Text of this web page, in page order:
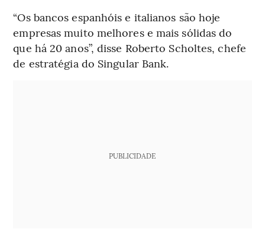
“Os bancos espanhóis e italianos são hoje
empresas muito melhores e mais sólidas do
que há 20 anos”, disse Roberto Scholtes, chefe
de estratégia do Singular Bank.
PUBLICIDADE